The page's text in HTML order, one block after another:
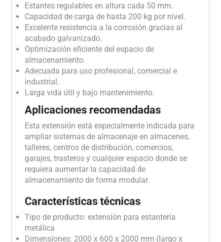
Estantes regulables en altura cada 50 mm.
Capacidad de carga de hasta 200 kg por nivel.
Excelente resistencia a la corrosión gracias al
acabado galvanizado.
Optimización eficiente del espacio de
almacenamiento.
Adecuada para uso profesional, comercial e
industrial.
Larga vida útil y bajo mantenimiento.
Aplicaciones recomendadas
Esta extensión está especialmente indicada para
ampliar sistemas de almacenaje en almacenes,
talleres, centros de distribución, comercios,
garajes, trasteros y cualquier espacio donde se
requiera aumentar la capacidad de
almacenamiento de forma modular.
Características técnicas
Tipo de producto: extensión para estantería
metálica
Dimensiones: 2000 x 600 x 2000 mm (largo x